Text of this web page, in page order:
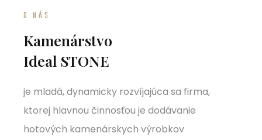
O NÁS
Kamenárstvo
Ideal STONE
je mladá, dynamicky rozvíjajúca sa firma,
ktorej hlavnou činnosťou je dodávanie
hotových kamenárskych výrobkov